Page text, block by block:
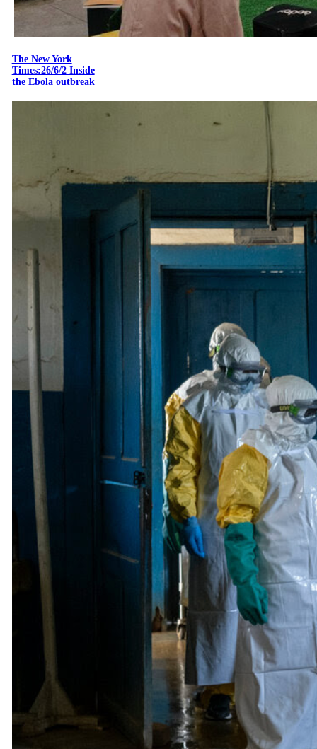
The New York
Times:26/6/2 Inside
the Ebola outbreak